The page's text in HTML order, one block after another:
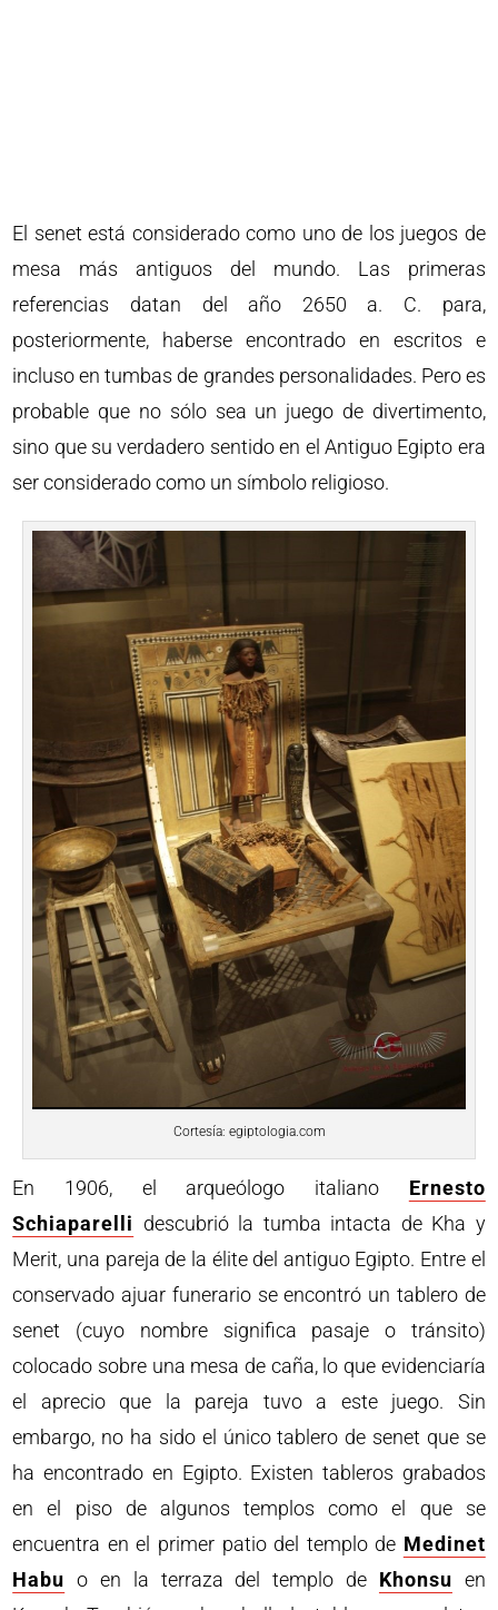
El senet está considerado como uno de los juegos de
mesa más antiguos del mundo. Las primeras
referencias datan del año 2650 a. C. para,
posteriormente, haberse encontrado en escritos e
incluso en tumbas de grandes personalidades. Pero es
probable que no sólo sea un juego de divertimento,
sino que su verdadero sentido en el Antiguo Egipto era
ser considerado como un símbolo religioso.
Cortesía: egiptologia.com
En 1906, el arqueólogo italiano Ernesto
Schiaparelli descubrió la tumba intacta de Kha y
Merit, una pareja de la élite del antiguo Egipto. Entre el
conservado ajuar funerario se encontró un tablero de
senet (cuyo nombre significa pasaje o tránsito)
colocado sobre una mesa de caña, lo que evidenciaría
el aprecio que la pareja tuvo a este juego. Sin
embargo, no ha sido el único tablero de senet que se
ha encontrado en Egipto. Existen tableros grabados
en el piso de algunos templos como el que se
encuentra en el primer patio del templo de Medinet
Habu o en la terraza del templo de Khonsu en